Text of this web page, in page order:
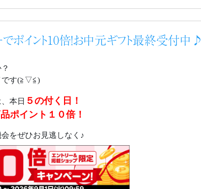
でポイント10倍！お中元ギフト最終受付中♪
です(≧▽≦)
本日 ５の付く日！
ポイント１０倍！
をぜひお見逃しなく♪